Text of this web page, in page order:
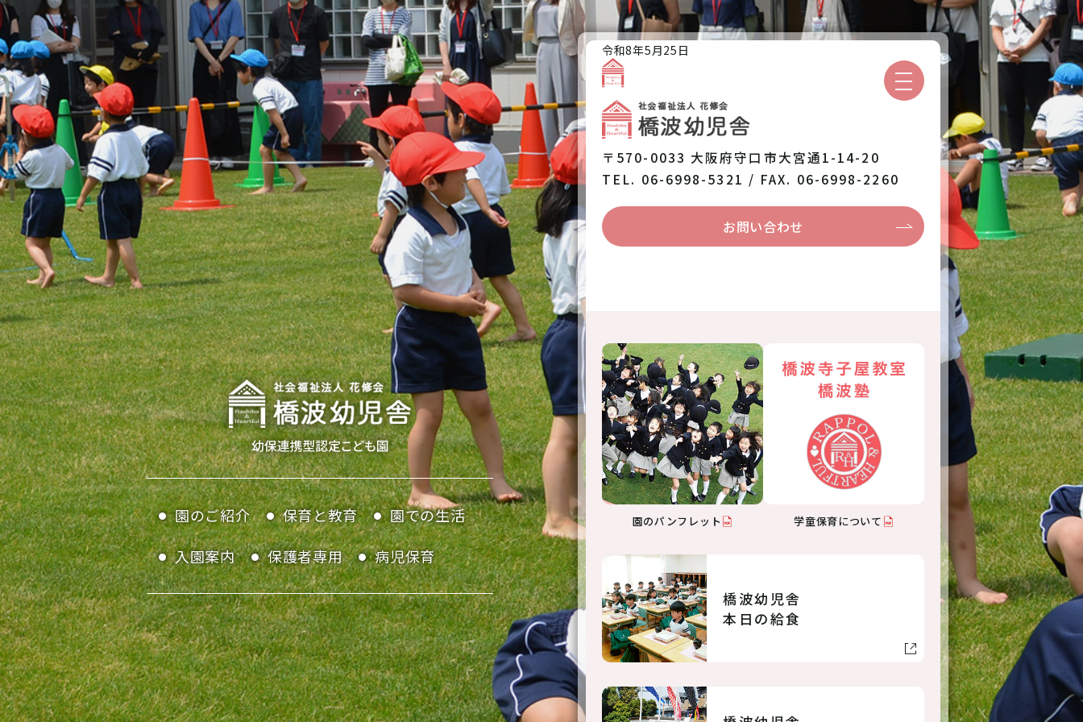
園のご紹介 保育と教育
園での生活
入園案内
保護者専用 病児保育
保育と教育
入園案内 保護者専用
トピックス 本日の給食
病児保育のご案内 交通アクセス
採用情報
個人情報保護方針
06-6998-5321
受付時間 7:00～20:00（平日）7:00～19:00（土曜）
令和8年5月25日
〒570-0033 大阪府守口市大宮通1-14-20
TEL. 06-6998-5321 / FAX. 06-6998-2260
お問い合わせ
園のパンフレット 学童保育について
橋波幼児舎
本日の給食